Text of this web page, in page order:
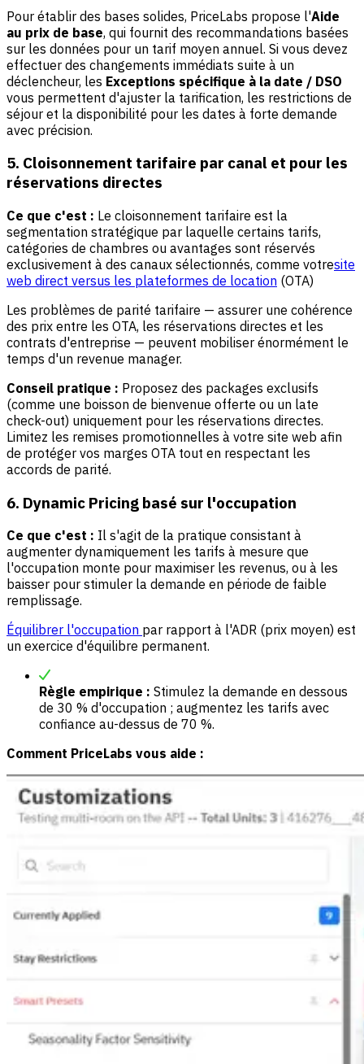
Pour établir des bases solides, PriceLabs propose l'Aide
au prix de base, qui fournit des recommandations basées
sur les données pour un tarif moyen annuel. Si vous devez
effectuer des changements immédiats suite à un
déclencheur, les Exceptions spécifique à la date / DSO
vous permettent d'ajuster la tarification, les restrictions de
séjour et la disponibilité pour les dates à forte demande
avec précision.
5. Cloisonnement tarifaire par canal et pour les
réservations directes
Ce que c'est : Le cloisonnement tarifaire est la
segmentation stratégique par laquelle certains tarifs,
catégories de chambres ou avantages sont réservés
exclusivement à des canaux sélectionnés, comme votresite
web direct versus les plateformes de location (OTA)
Les problèmes de parité tarifaire — assurer une cohérence
des prix entre les OTA, les réservations directes et les
contrats d'entreprise — peuvent mobiliser énormément le
temps d'un revenue manager.
Conseil pratique : Proposez des packages exclusifs
(comme une boisson de bienvenue offerte ou un late
check-out) uniquement pour les réservations directes.
Limitez les remises promotionnelles à votre site web afin
de protéger vos marges OTA tout en respectant les
accords de parité.
6. Dynamic Pricing basé sur l'occupation
Ce que c'est : Il s'agit de la pratique consistant à
augmenter dynamiquement les tarifs à mesure que
l'occupation monte pour maximiser les revenus, ou à les
baisser pour stimuler la demande en période de faible
remplissage.
Équilibrer l'occupation par rapport à l'ADR (prix moyen) est
un exercice d'équilibre permanent.
Règle empirique : Stimulez la demande en dessous
de 30 % d'occupation ; augmentez les tarifs avec
confiance au-dessus de 70 %.
Comment PriceLabs vous aide :